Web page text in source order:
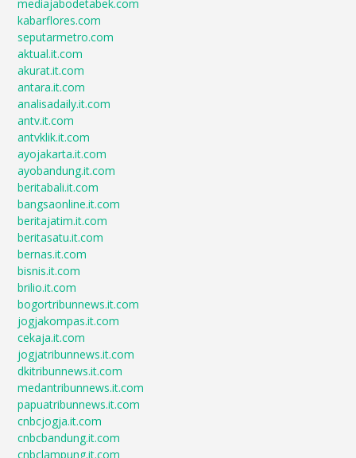
mediajabodetabek.com
kabarflores.com
seputarmetro.com
aktual.it.com
akurat.it.com
antara.it.com
analisadaily.it.com
antv.it.com
antvklik.it.com
ayojakarta.it.com
ayobandung.it.com
beritabali.it.com
bangsaonline.it.com
beritajatim.it.com
beritasatu.it.com
bernas.it.com
bisnis.it.com
brilio.it.com
bogortribunnews.it.com
jogjakompas.it.com
cekaja.it.com
jogjatribunnews.it.com
dkitribunnews.it.com
medantribunnews.it.com
papuatribunnews.it.com
cnbcjogja.it.com
cnbcbandung.it.com
cnbclampung.it.com